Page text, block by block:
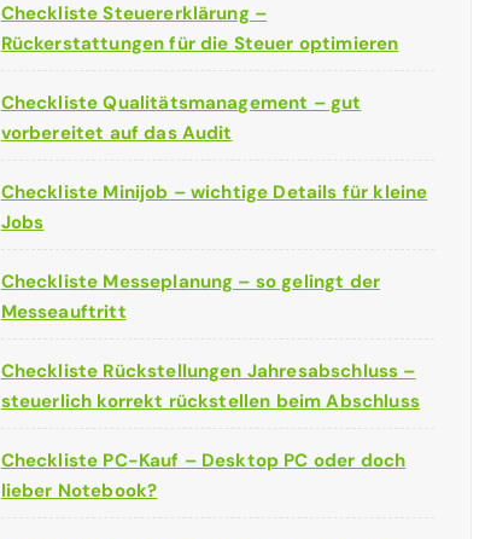
Checkliste Steuererklärung –
Rückerstattungen für die Steuer optimieren
Checkliste Qualitätsmanagement – gut
vorbereitet auf das Audit
Checkliste Minijob – wichtige Details für kleine
Jobs
Checkliste Messeplanung – so gelingt der
Messeauftritt
Checkliste Rückstellungen Jahresabschluss –
steuerlich korrekt rückstellen beim Abschluss
Checkliste PC-Kauf – Desktop PC oder doch
lieber Notebook?